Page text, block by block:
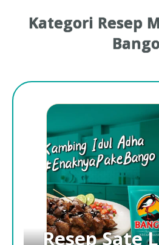
Kategori Resep
Resep Sate